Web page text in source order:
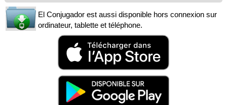
El Conjugador est aussi disponible hors connexion sur
ordinateur, tablette et téléphone.